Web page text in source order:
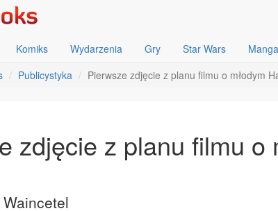
Komiks Wydarzenia Gry Star Wars
Publicystyka Pierwsze zdjęcie z planu filmu o młodym
zdjęcie z planu filmu o